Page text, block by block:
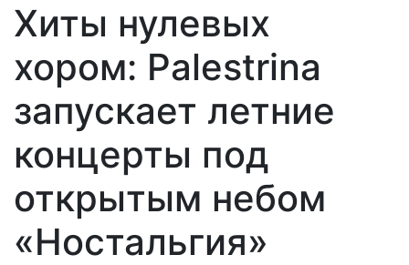
Хиты нулевых
хором: Palestrina
запускает летние
концерты под
открытым небом
«Ностальгия»